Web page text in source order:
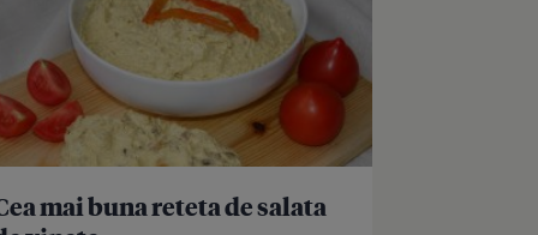
mai buna reteta de salata